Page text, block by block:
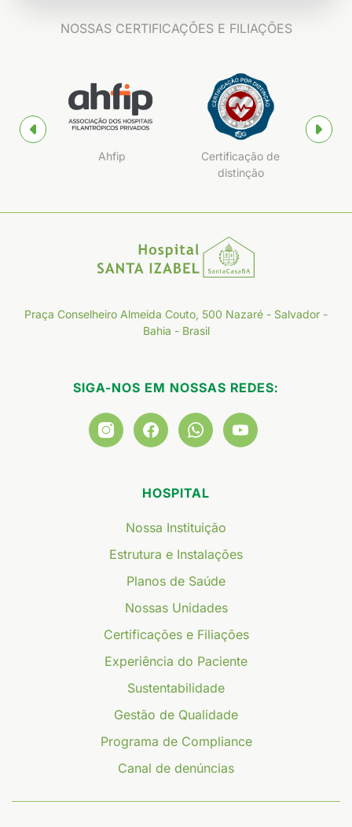
NOSSAS CERTIFICAÇÕES E FILIAÇÕES
Ahfip
Certificação de
distinção
Praça Conselheiro Almeida Couto, 500 Nazaré - Salvador -
Bahia - Brasil
SIGA-NOS EM NOSSAS REDES:
HOSPITAL
Nossa Instituição
Estrutura e Instalações
Planos de Saúde
Nossas Unidades
Certificações e Filiações
Experiência do Paciente
Sustentabilidade
Gestão de Qualidade
Programa de Compliance
Canal de denúncias